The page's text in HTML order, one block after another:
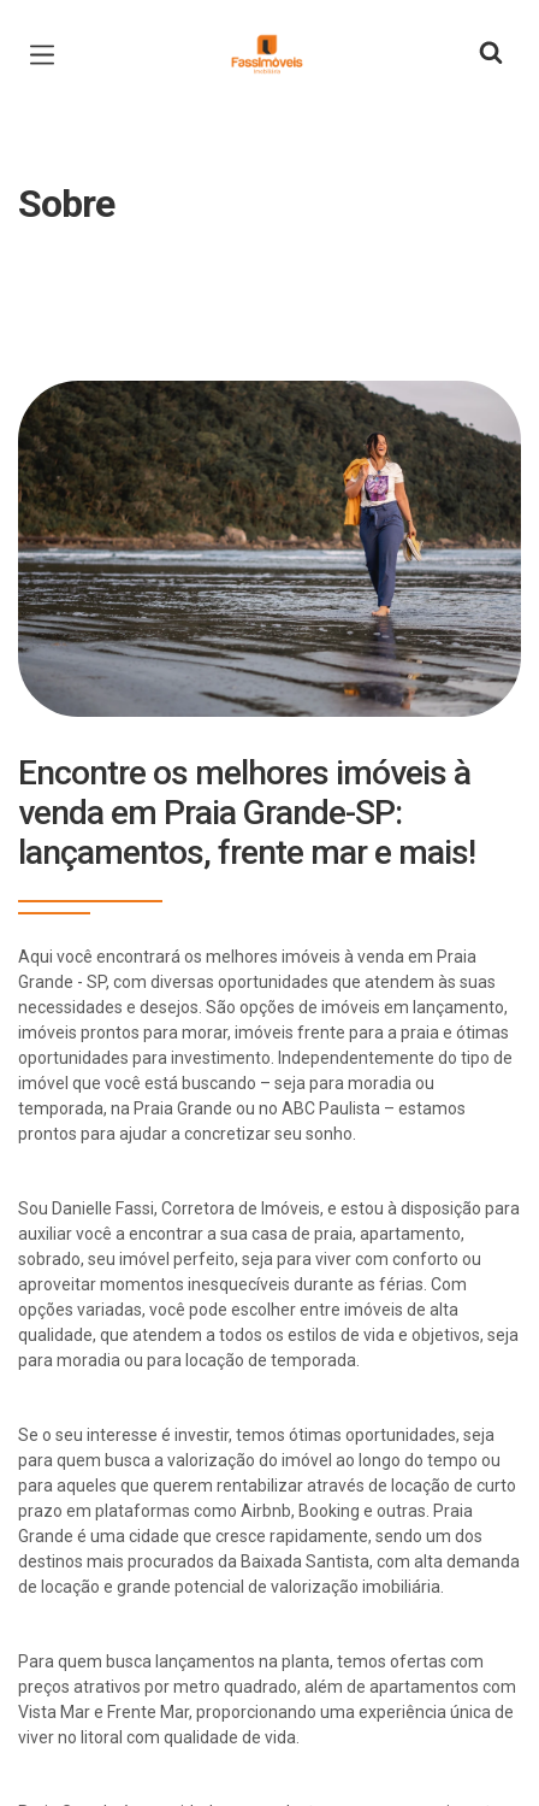
Página inicial
Sobre
Encontre os melhores imóveis à
venda em Praia Grande-SP:
lançamentos, frente mar e mais!
Aqui você encontrará os melhores imóveis à venda em Praia
Grande - SP, com diversas oportunidades que atendem às suas
necessidades e desejos. São opções de imóveis em lançamento,
imóveis prontos para morar, imóveis frente para a praia e ótimas
oportunidades para investimento. Independentemente do tipo de
imóvel que você está buscando – seja para moradia ou
temporada, na Praia Grande ou no ABC Paulista – estamos
prontos para ajudar a concretizar seu sonho.
Sou Danielle Fassi, Corretora de Imóveis, e estou à disposição para
auxiliar você a encontrar a sua casa de praia, apartamento,
sobrado, seu imóvel perfeito, seja para viver com conforto ou
aproveitar momentos inesquecíveis durante as férias. Com
opções variadas, você pode escolher entre imóveis de alta
qualidade, que atendem a todos os estilos de vida e objetivos, seja
para moradia ou para locação de temporada.
Se o seu interesse é investir, temos ótimas oportunidades, seja
para quem busca a valorização do imóvel ao longo do tempo ou
para aqueles que querem rentabilizar através de locação de curto
prazo em plataformas como Airbnb, Booking e outras. Praia
Grande é uma cidade que cresce rapidamente, sendo um dos
destinos mais procurados da Baixada Santista, com alta demanda
de locação e grande potencial de valorização imobiliária.
Para quem busca lançamentos na planta, temos ofertas com
preços atrativos por metro quadrado, além de apartamentos com
Vista Mar e Frente Mar, proporcionando uma experiência única de
viver no litoral com qualidade de vida.